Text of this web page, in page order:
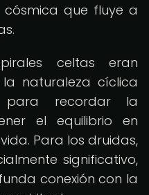
que fluye a
celtas eran
naturaleza cíclica
recordar la
el equilibrio en
Para los druidas,
significativo,
conexión con la